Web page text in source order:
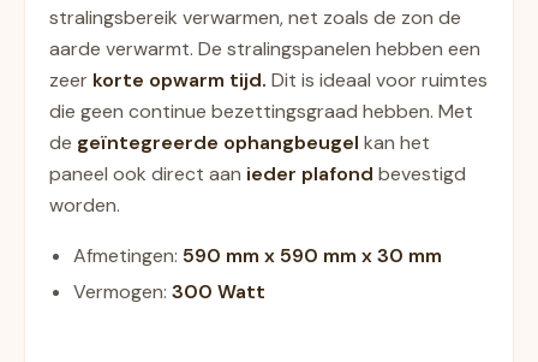
stralingsbereik verwarmen, net zoals de zon de
aarde verwarmt. De stralingspanelen hebben een
zeer korte opwarm tijd. Dit is ideaal voor ruimtes
die geen continue bezettingsgraad hebben. Met
de geïntegreerde ophangbeugel kan het
paneel ook direct aan ieder plafond bevestigd
worden.
Afmetingen: 590 mm x 590 mm x 30 mm
Vermogen: 300 Watt